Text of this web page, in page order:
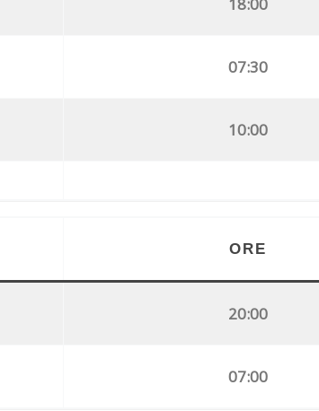
18:00
07:30
10:00
ORE
20:00
07:00